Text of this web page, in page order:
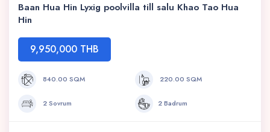
Baan Hua Hin Lyxig poolvilla till salu Khao Tao Hua
Hin
9,950,000 THB
840.00 SQM 220.00 SQM
2 Sovrum 2 Badrum